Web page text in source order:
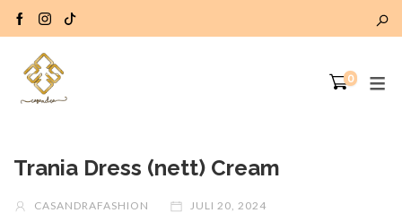
0
Trania Dress (nett) Cream
CASANDRAFASHION
JULI 20, 2024